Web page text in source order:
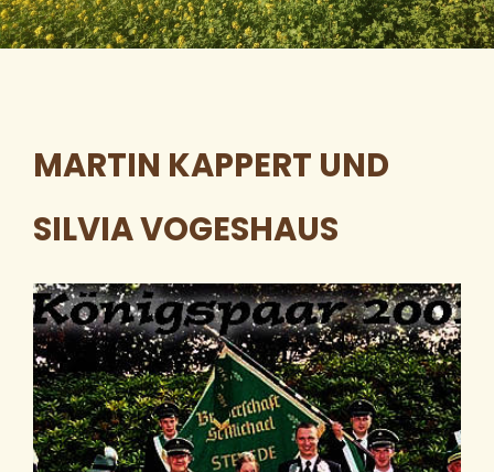
MARTIN KAPPERT UND
SILVIA VOGESHAUS